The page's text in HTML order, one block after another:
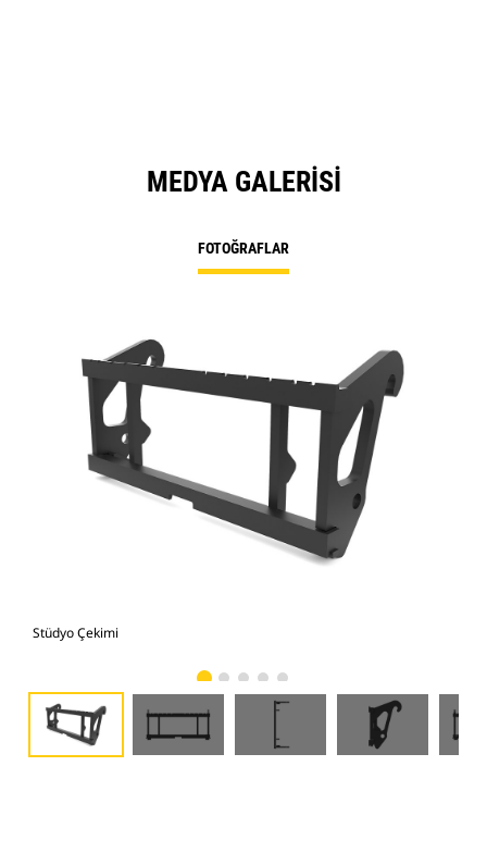
MEDYA GALERISI
FOTOĞRAFLAR
Stüdyo Çekimi